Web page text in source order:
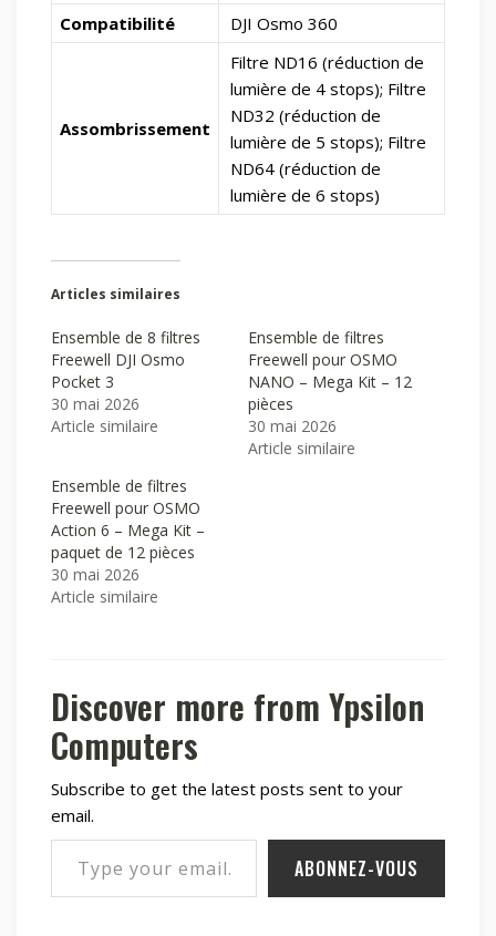
Compatibilité
DJI Osmo 360
Assombrissement
Filtre ND16 (réduction de
lumière de 4 stops); Filtre
ND32 (réduction de
lumière de 5 stops); Filtre
ND64 (réduction de
lumière de 6 stops)
Articles similaires
Ensemble de 8 filtres
Freewell DJI Osmo
Pocket 3
30 mai 2026
Article similaire
Ensemble de filtres
Freewell pour OSMO
NANO – Mega Kit – 12
pièces
30 mai 2026
Article similaire
Ensemble de filtres
Freewell pour OSMO
Action 6 – Mega Kit –
paquet de 12 pièces
30 mai 2026
Article similaire
Discover more from Ypsilon
Computers
Subscribe to get the latest posts sent to your
email.
Type your email…
ABONNEZ-VOUS